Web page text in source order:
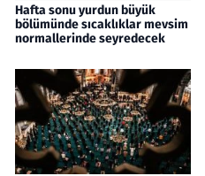
Hafta sonu yurdun büyük
bölümünde sıcaklıklar mevsim
normallerinde seyredecek